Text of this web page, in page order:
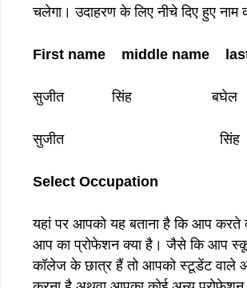
चलेगा। उदाहरण के लिए नीचे दिए हुए नाम
First name middle name
सुजीत सिंह बघेल
सुजीत सिंह
Select Occupation
यहां पर आपको यह बताना है कि आप करते
आप का प्रोफेशन क्या है। जैसे कि आप
कॉलेज के छात्र हैं तो आपको स्टूडेंट वाले